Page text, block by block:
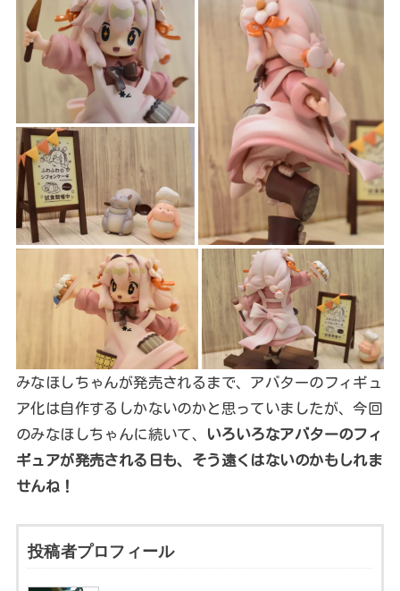
みなほしちゃんが発売されるまで、アバターのフィギュ
ア化は自作するしかないのかと思っていましたが、今回
のみなほしちゃんに続いて、
いろいろなアバターのフィ
ギュアが発売される日も、そう遠くはないのかもしれま
せんね！
投稿者プロフィール